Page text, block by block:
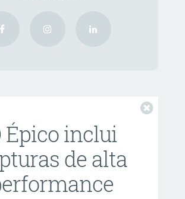
Épico inclui
de alta